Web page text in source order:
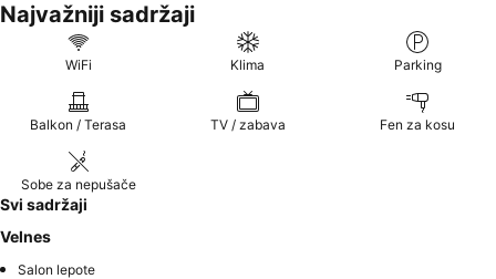
Najvažniji sadržaji
WiFi Klima Parking
Balkon / Terasa TV / zabava Fen za kosu
Sobe za nepušače
Svi sadržaji
Velnes
Salon lepote